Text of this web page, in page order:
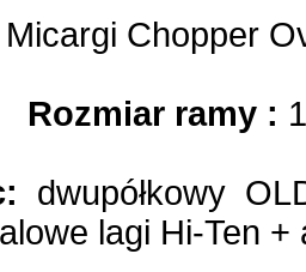
Micargi Chopper
Rozmiar ramy :
dwupółkowy
lagi Hi-Ten +